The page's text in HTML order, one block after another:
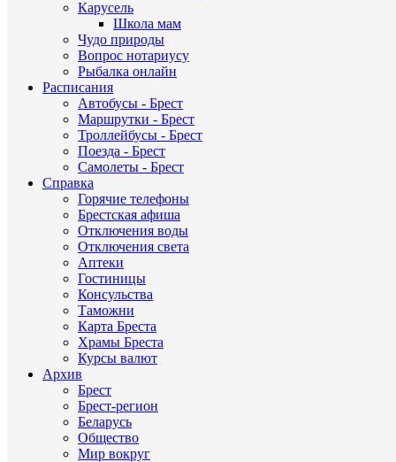
Карусель
Школа мам
Чудо природы
Вопрос нотариусу
Рыбалка онлайн
Расписания
Автобусы - Брест
Маршрутки - Брест
Троллейбусы - Брест
Поезда - Брест
Самолеты - Брест
Справка
Горячие телефоны
Брестская афиша
Отключения воды
Отключения света
Аптеки
Гостиницы
Консульства
Таможни
Карта Бреста
Храмы Бреста
Курсы валют
Архив
Брест
Брест-регион
Беларусь
Общество
Мир вокруг